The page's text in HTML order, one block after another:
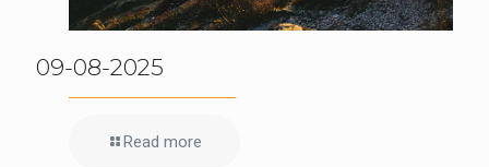
09-08-2025
Read more